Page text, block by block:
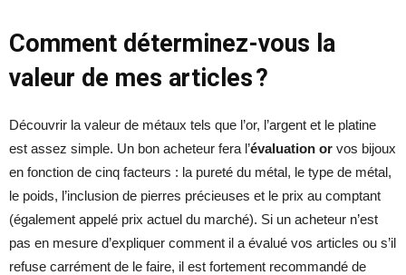
Comment déterminez-vous la
valeur de mes articles ?
Découvrir la valeur de métaux tels que l’or, l’argent et le platine
est assez simple. Un bon acheteur fera l’évaluation or vos bijoux
en fonction de cinq facteurs : la pureté du métal, le type de métal,
le poids, l’inclusion de pierres précieuses et le prix au comptant
(également appelé prix actuel du marché). Si un acheteur n’est
pas en mesure d’expliquer comment il a évalué vos articles ou s’il
refuse carrément de le faire, il est fortement recommandé de